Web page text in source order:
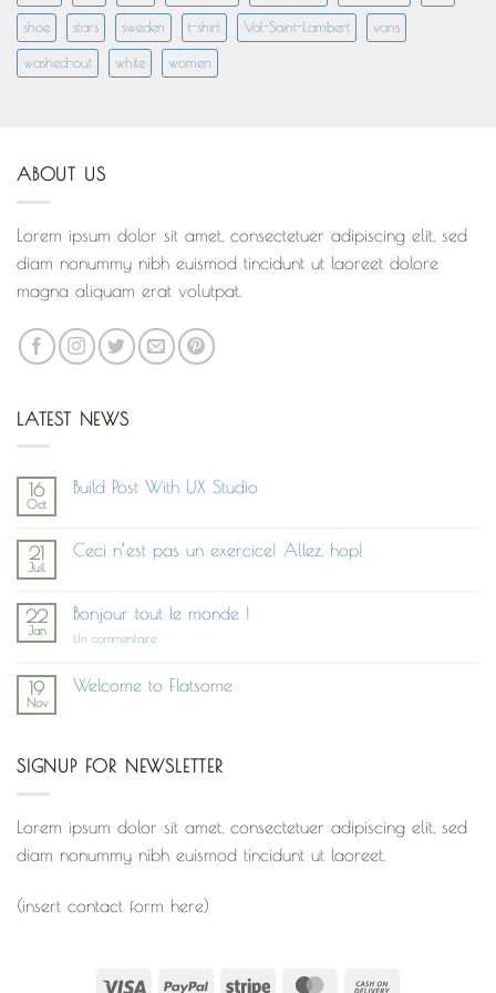
shoe stars sweden t-shirt Val-Saint-Lambert vans
washed-out white women
ABOUT US
Lorem ipsum dolor sit amet, consectetuer adipiscing elit, sed
diam nonummy nibh euismod tincidunt ut laoreet dolore
magna aliquam erat volutpat.
LATEST NEWS
16
Oct
Build Post With UX Studio
Build
Studio
21
Juil
Ceci n’est pas un exercice! Allez, hop!
Ceci
pas
Allez,
22
Jan
Bonjour tout le monde !
Un commentairesur
le
monde !
19
Nov
Welcome to Flatsome
to
SIGNUP FOR NEWSLETTER
Lorem ipsum dolor sit amet, consectetuer adipiscing elit, sed
diam nonummy nibh euismod tincidunt ut laoreet.
(insert contact form here)
Visa PayPal Stripe MasterCard